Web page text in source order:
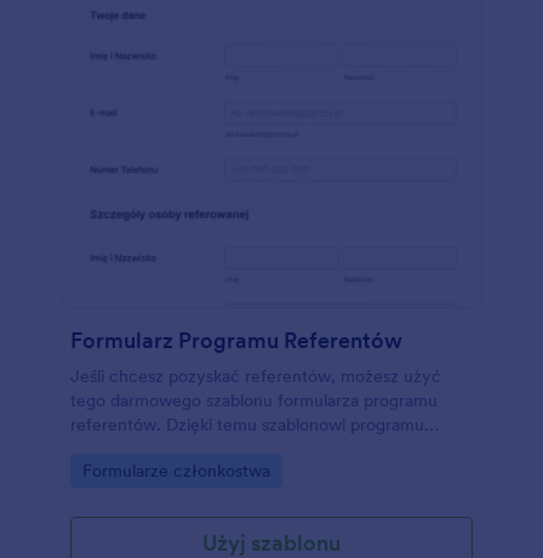
Formularz Programu Referentów
Jeśli chcesz pozyskać referentów, możesz użyć
tego darmowego szablonu formularza programu
referentów. Dzięki temu szablonowi programu
zachować istniejących klientów. Ten formularz
systemu referentów. Pozwala on na zbieranie
informacji takich jak imiona i nazwiska, emaile i
Go to Category:
Formularze członkostwa
Użyj szablonu